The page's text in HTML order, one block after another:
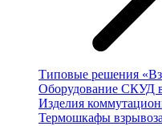
Типовые решения
Оборудование СКУД
Изделия
Термошкафы